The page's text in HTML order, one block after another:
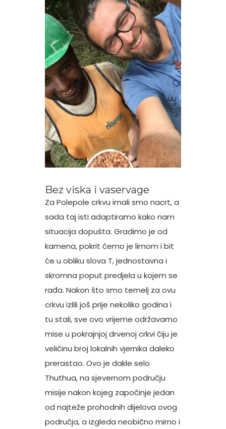
Bez viska i vaservage
Za Polepole crkvu imali smo nacrt, a
sada taj isti adaptiramo kako nam
situacija dopušta. Gradimo je od
kamena, pokrit ćemo je limom i bit
će u obliku slova T, jednostavna i
skromna poput predjela u kojem se
rađa. Nakon što smo temelj za ovu
crkvu izlili još prije nekoliko godina i
tu stali, sve ovo vrijeme održavamo
mise u pokrajnjoj drvenoj crkvi čiju je
veličinu broj lokalnih vjernika daleko
prerastao. Ovo je dakle selo
Thuthua, na sjevernom području
misije nakon kojeg započinje jedan
od najteže prohodnih dijelova ovog
područja, a izgleda neobično mirno i